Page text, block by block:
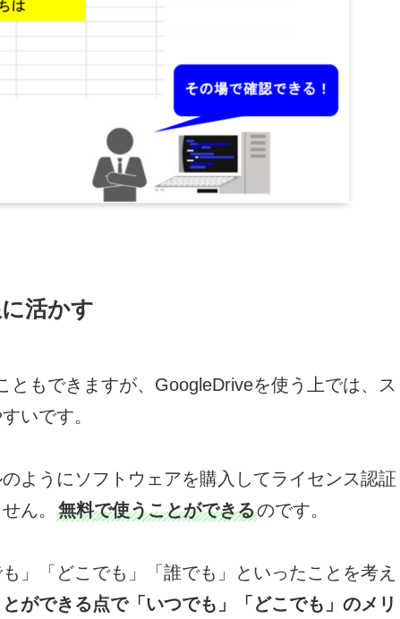
活かす
ともできますが、GoogleDriveを使う上では、ス
いです。
ようにソフトウェアを購入してライセンス認証
ん。 無料で使うことができるのです。
」「どこでも」「誰でも」といったことを考え
ができる点で「いつでも」「どこでも」のメリ